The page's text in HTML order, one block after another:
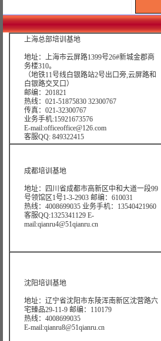
上海总部培训基地
地址：上海市云屏路1399号26#新城金郡商
务楼310。
（地铁11号线白银路站2号出口旁,云屏路和
白银路交叉口）
邮编：201821
热线：021-51875830 32300767
传真：021-32300767
业务手机:15921673576
E-mail:officeoffice@126.com
客服QQ: 849322415
成都培训基地
地址：四川省成都市高新区中和大道一段99
号领馆区1号1-3-2903 邮编：610031
热线：4008699035 业务手机：13540421960
客服QQ:1325341129 E-
mail:qianru4@51qianru.cn
沈阳培训基地
地址：辽宁省沈阳市东陵浑南新区沈营路六
宅臻品29-11-9 邮编：110179
热线：4008699035
E-mail:qianru8@51qianru.cn